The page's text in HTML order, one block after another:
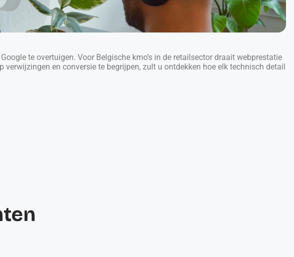
te overtuigen. Voor Belgische kmo’s in de retailsector draait webprestatie
en conversie te begrijpen, zult u ontdekken hoe elk technisch detail